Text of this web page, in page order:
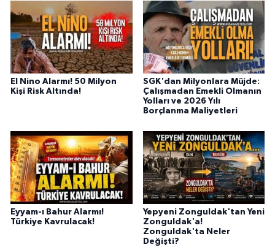
El Nino Alarmı! 50 Milyon
Kişi Risk Altında!
SGK'dan Milyonlara Müjde:
Çalışmadan Emekli Olmanın
Yolları ve 2026 Yılı
Borçlanma Maliyetleri
Eyyam-ı Bahur Alarmı!
Türkiye Kavrulacak!
Yepyeni Zonguldak'tan Yeni
Zonguldak'a!
Zonguldak'ta Neler
Değişti?